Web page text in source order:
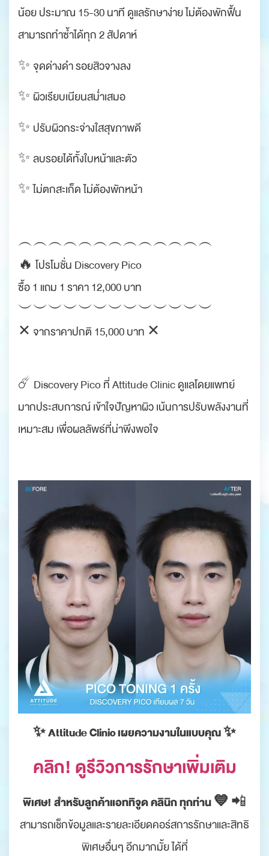
น้อย ประมาณ 15-30 นาที ดูแลรักษาง่าย ไม่ต้องพักฟื้น
สามารถทำซ้ำได้ทุก 2 สัปดาห์
✨ จุดด่างดำ รอยสิวจางลง
✨ ผิวเรียบเนียนสม่ำเสมอ
✨ ปรับผิวกระจ่างใสสุขภาพดี
✨ ลบรอยได้ทั้งใบหน้าและตัว
✨ ไม่ตกสะเก็ด ไม่ต้องพักหน้า
︵︵︵︵︵︵︵︵︵︵︵︵︵
🔥 โปรโมชั่น Discovery Pico
ซื้อ 1 แถม 1 ราคา 12,000 บาท
︶︶︶︶︶︶︶︶︶︶︶︶︶
✕ จากราคาปกติ 15,000 บาท ✕
☄️ Discovery Pico ที่ Attitude Clinic ดูแลโดยแพทย์
มากประสบการณ์ เข้าใจปัญหาผิว เน้นการปรับพลังงานที่
เหมาะสม เพื่อผลลัพธ์ที่น่าพึงพอใจ
✨ Attitude Clinic เผยความงามในแบบคุณ ✨
คลิก! ดูรีวิวการรักษาเพิ่มเติม
พิเศษ! สำหรับลูกค้าแอททิจูด คลินิก ทุกท่าน 💙 📲
สามารถเช็กข้อมูลและรายละเอียดคอร์สการรักษาและสิทธิ
พิเศษอื่นๆ อีกมากมั้ย ได้ที่